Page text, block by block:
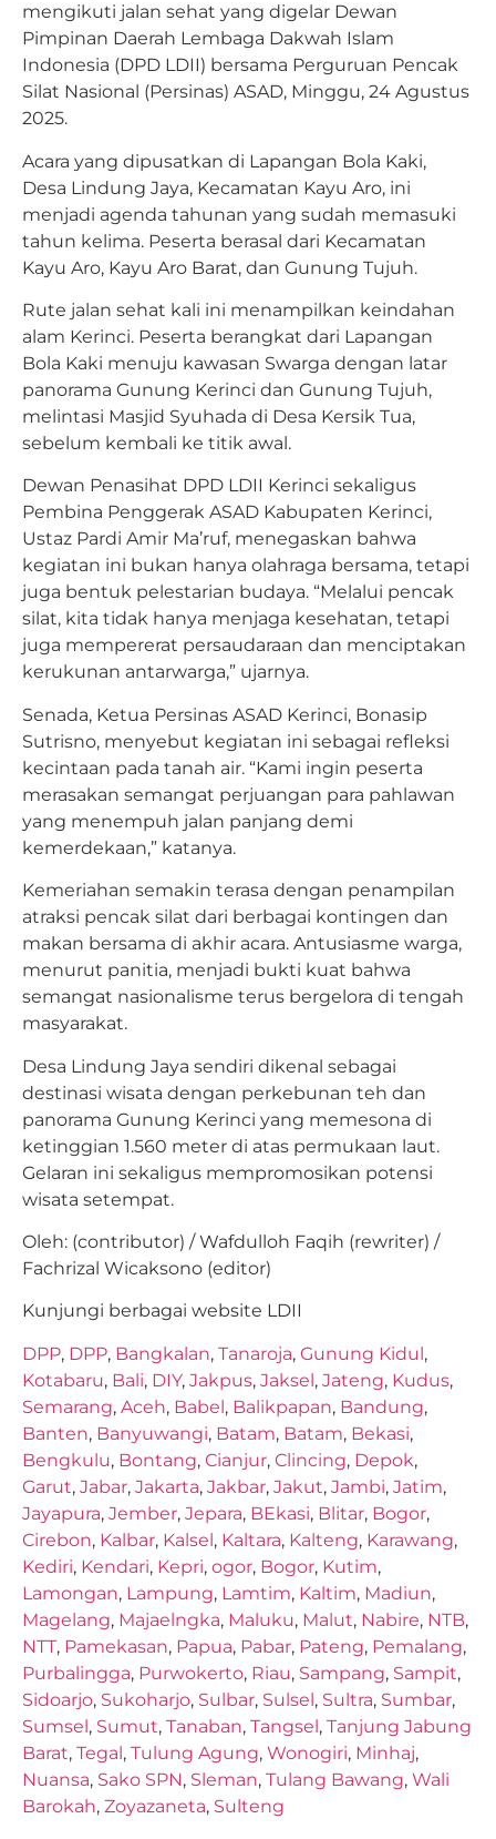
mengikuti jalan sehat yang digelar Dewan
Pimpinan Daerah Lembaga Dakwah Islam
Indonesia (DPD LDII) bersama Perguruan Pencak
Silat Nasional (Persinas) ASAD, Minggu, 24 Agustus
2025.
Acara yang dipusatkan di Lapangan Bola Kaki,
Desa Lindung Jaya, Kecamatan Kayu Aro, ini
menjadi agenda tahunan yang sudah memasuki
tahun kelima. Peserta berasal dari Kecamatan
Kayu Aro, Kayu Aro Barat, dan Gunung Tujuh.
Rute jalan sehat kali ini menampilkan keindahan
alam Kerinci. Peserta berangkat dari Lapangan
Bola Kaki menuju kawasan Swarga dengan latar
panorama Gunung Kerinci dan Gunung Tujuh,
melintasi Masjid Syuhada di Desa Kersik Tua,
sebelum kembali ke titik awal.
Dewan Penasihat DPD LDII Kerinci sekaligus
Pembina Penggerak ASAD Kabupaten Kerinci,
Ustaz Pardi Amir Ma’ruf, menegaskan bahwa
kegiatan ini bukan hanya olahraga bersama, tetapi
juga bentuk pelestarian budaya. “Melalui pencak
silat, kita tidak hanya menjaga kesehatan, tetapi
juga mempererat persaudaraan dan menciptakan
kerukunan antarwarga,” ujarnya.
Senada, Ketua Persinas ASAD Kerinci, Bonasip
Sutrisno, menyebut kegiatan ini sebagai refleksi
kecintaan pada tanah air. “Kami ingin peserta
merasakan semangat perjuangan para pahlawan
yang menempuh jalan panjang demi
kemerdekaan,” katanya.
Kemeriahan semakin terasa dengan penampilan
atraksi pencak silat dari berbagai kontingen dan
makan bersama di akhir acara. Antusiasme warga,
menurut panitia, menjadi bukti kuat bahwa
semangat nasionalisme terus bergelora di tengah
masyarakat.
Desa Lindung Jaya sendiri dikenal sebagai
destinasi wisata dengan perkebunan teh dan
panorama Gunung Kerinci yang memesona di
ketinggian 1.560 meter di atas permukaan laut.
Gelaran ini sekaligus mempromosikan potensi
wisata setempat.
Oleh: (contributor) / Wafdulloh Faqih (rewriter) /
Fachrizal Wicaksono (editor)
Kunjungi berbagai website LDII
DPP, DPP, Bangkalan, Tanaroja, Gunung Kidul,
Kotabaru, Bali, DIY, Jakpus, Jaksel, Jateng, Kudus,
Semarang, Aceh, Babel, Balikpapan, Bandung,
Banten, Banyuwangi, Batam, Batam, Bekasi,
Bengkulu, Bontang, Cianjur, Clincing, Depok,
Garut, Jabar, Jakarta, Jakbar, Jakut, Jambi, Jatim,
Jayapura, Jember, Jepara, BEkasi, Blitar, Bogor,
Cirebon, Kalbar, Kalsel, Kaltara, Kalteng, Karawang,
Kediri, Kendari, Kepri, ogor, Bogor, Kutim,
Lamongan, Lampung, Lamtim, Kaltim, Madiun,
Magelang, Majaelngka, Maluku, Malut, Nabire, NTB,
NTT, Pamekasan, Papua, Pabar, Pateng, Pemalang,
Purbalingga, Purwokerto, Riau, Sampang, Sampit,
Sidoarjo, Sukoharjo, Sulbar, Sulsel, Sultra, Sumbar,
Sumsel, Sumut, Tanaban, Tangsel, Tanjung Jabung
Barat, Tegal, Tulung Agung, Wonogiri, Minhaj,
Nuansa, Sako SPN, Sleman, Tulang Bawang, Wali
Barokah, Zoyazaneta, Sulteng